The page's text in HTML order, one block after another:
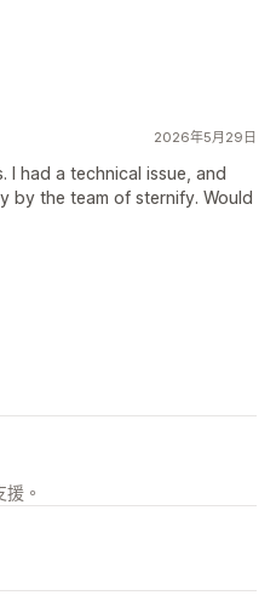
2026年5月29日
I had a technical issue, and
by the team of sternify. Would
。